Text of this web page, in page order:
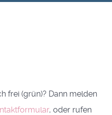
frei (grün)? Dann melden
, oder rufen